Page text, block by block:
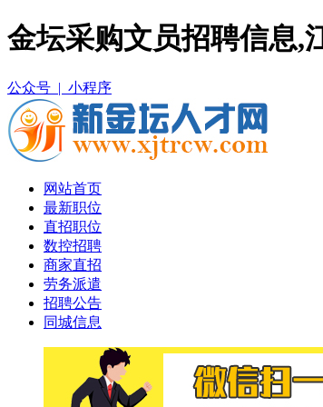
金坛采购文员招聘信息,
公众号 | 小程序
网站首页
最新职位
直招职位
数控招聘
商家直招
劳务派遣
招聘公告
同城信息